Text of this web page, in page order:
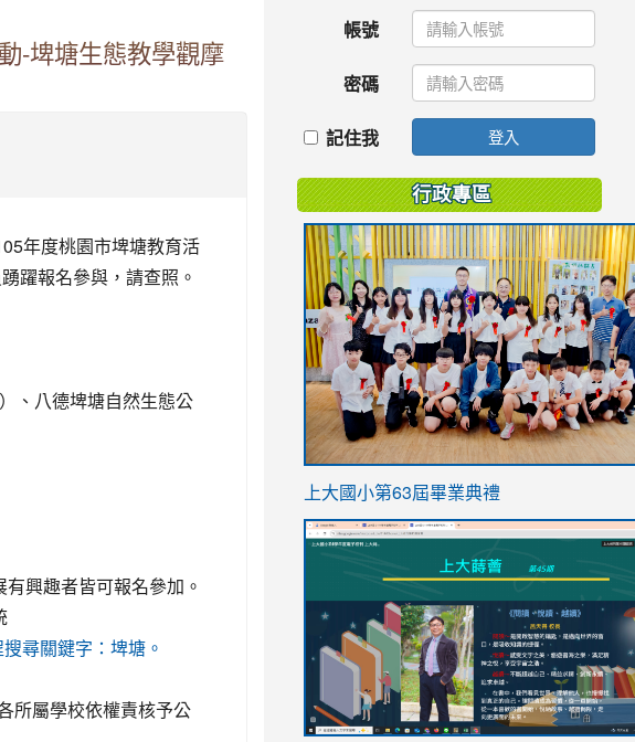
-埤塘生態教學觀摩
年度桃園市埤塘教育活
躍報名參與，請查照。
、八德埤塘自然生態公
興趣者皆可報名參加。
尋關鍵字：埤塘。
所屬學校依權責核予公
帳號
密碼
記住我 登入
行政專區
link
https://sites.google.com/stes.tyc.edu.tw/
上大國小第63屆畢業典禮
link